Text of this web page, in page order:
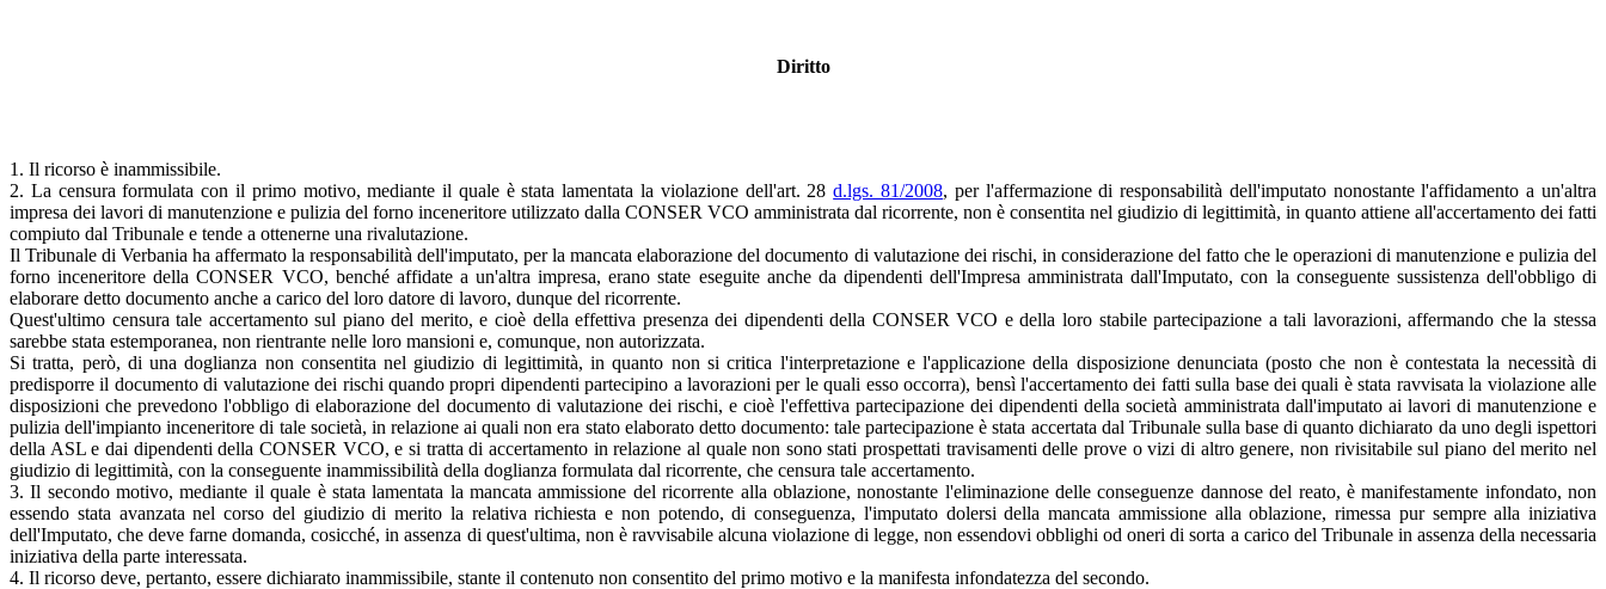
Diritto
1. Il ricorso è inammissibile.
2. La censura formulata con il primo motivo, mediante il quale è stata lamentata la violazione dell'art. 28d.lgs. 81/2008, per l'affermazione di responsabilità dell'imputato nonostante l'affidamento a un'altra
impresa dei lavori di manutenzione e pulizia del forno inceneritore utilizzato dalla CONSER VCO amministrata dal ricorrente, non è consentita nel giudizio di legittimità, in quanto attiene all'accertamento dei fatti
compiuto dal Tribunale e tende a ottenerne una rivalutazione.
Il Tribunale di Verbania ha affermato la responsabilità dell'imputato, per la mancata elaborazione del documento di valutazione dei rischi, in considerazione del fatto che le operazioni di manutenzione e pulizia del
forno inceneritore della CONSER VCO, benché affidate a un'altra impresa, erano state eseguite anche da dipendenti dell'Impresa amministrata dall'Imputato, con la conseguente sussistenza dell'obbligo di
elaborare detto documento anche a carico del loro datore di lavoro, dunque del ricorrente.
Quest'ultimo censura tale accertamento sul piano del merito, e cioè della effettiva presenza dei dipendenti della CONSER VCO e della loro stabile partecipazione a tali lavorazioni, affermando che la stessa
sarebbe stata estemporanea, non rientrante nelle loro mansioni e, comunque, non autorizzata.
Si tratta, però, di una doglianza non consentita nel giudizio di legittimità, in quanto non si critica l'interpretazione e l'applicazione della disposizione denunciata (posto che non è contestata la necessità di
predisporre il documento di valutazione dei rischi quando propri dipendenti partecipino a lavorazioni per le quali esso occorra), bensì l'accertamento dei fatti sulla base dei quali è stata ravvisata la violazione alle
disposizioni che prevedono l'obbligo di elaborazione del documento di valutazione dei rischi, e cioè l'effettiva partecipazione dei dipendenti della società amministrata dall'imputato ai lavori di manutenzione e
pulizia dell'impianto inceneritore di tale società, in relazione ai quali non era stato elaborato detto documento: tale partecipazione è stata accertata dal Tribunale sulla base di quanto dichiarato da uno degli ispettori
della ASL e dai dipendenti della CONSER VCO, e si tratta di accertamento in relazione al quale non sono stati prospettati travisamenti delle prove o vizi di altro genere, non rivisitabile sul piano del merito nel
giudizio di legittimità, con la conseguente inammissibilità della doglianza formulata dal ricorrente, che censura tale accertamento.
3. Il secondo motivo, mediante il quale è stata lamentata la mancata ammissione del ricorrente alla oblazione, nonostante l'eliminazione delle conseguenze dannose del reato, è manifestamente infondato, non
essendo stata avanzata nel corso del giudizio di merito la relativa richiesta e non potendo, di conseguenza, l'imputato dolersi della mancata ammissione alla oblazione, rimessa pur sempre alla iniziativa
dell'Imputato, che deve farne domanda, cosicché, in assenza di quest'ultima, non è ravvisabile alcuna violazione di legge, non essendovi obblighi od oneri di sorta a carico del Tribunale in assenza della necessaria
iniziativa della parte interessata.
4. Il ricorso deve, pertanto, essere dichiarato inammissibile, stante il contenuto non consentito del primo motivo e la manifesta infondatezza del secondo.